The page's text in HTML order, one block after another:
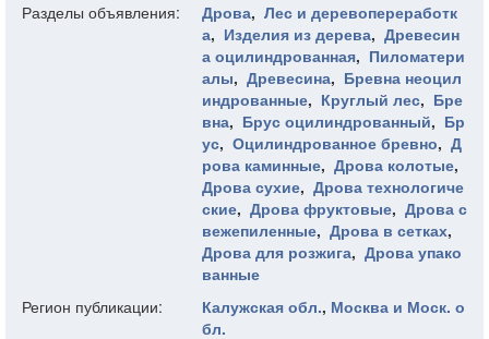
Разделы объявления:
Дрова, Лес и деревопереработк
а, Изделия из дерева, Древесин
а оцилиндрованная, Пиломатери
алы, Древесина, Бревна неоцил
индрованные, Круглый лес, Бре
вна, Брус оцилиндрованный, Бр
ус, Оцилиндрованное бревно, Д
рова каминные, Дрова колотые,
Дрова сухие, Дрова технологиче
ские, Дрова фруктовые, Дрова с
вежепиленные, Дрова в сетках,
Дрова для розжига, Дрова упако
ванные
Регион публикации:
Калужская обл., Москва и Моск. о
бл.